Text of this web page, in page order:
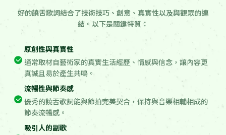
好的饒舌歌詞結合了技術技巧、創意、真實性以及與觀眾的連
結。以下是關鍵特質：
原創性與真實性
通常取材自藝術家的真實生活經歷、情感與信念，讓內容更
真誠且易於產生共鳴。
流暢性與節奏感
優秀的饒舌歌詞能與節拍完美契合，保持與音樂相輔相成的
節奏流暢感。
吸引人的副歌